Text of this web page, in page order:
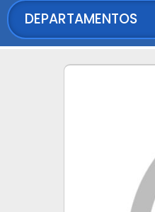
DEPARTAMENTOS